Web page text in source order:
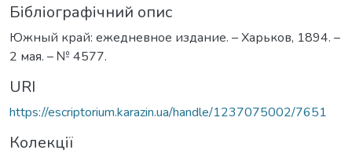
Бібліографічний опис
Южный край: ежедневное издание. – Харьков, 1894. –
2 мая. – № 4577.
URI
https://escriptorium.karazin.ua/handle/1237075002/7651
Колекції